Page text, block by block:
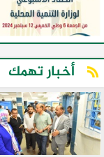
أخبار تهمك